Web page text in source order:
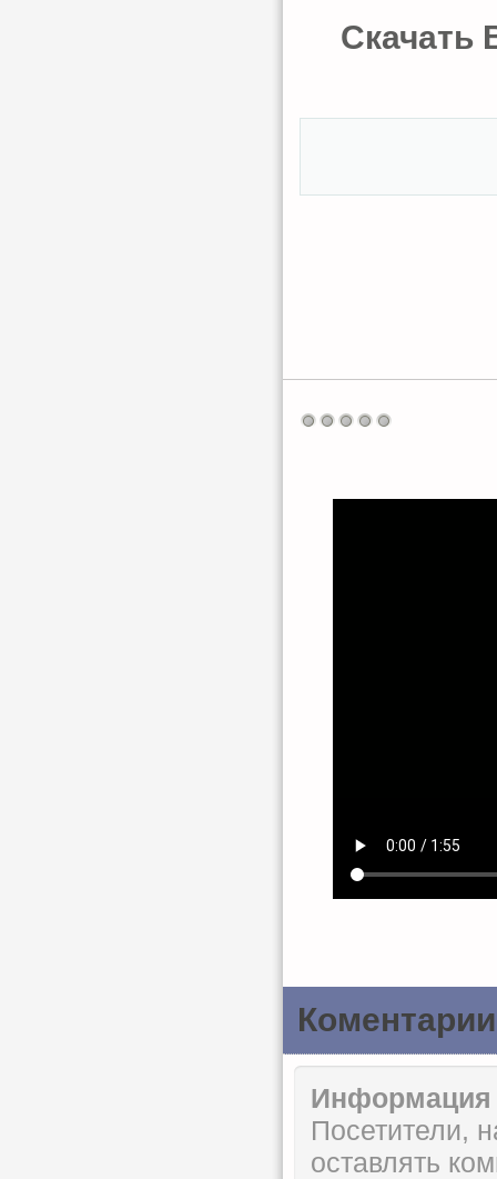
Скачать
Коментарии
Информация
Посетители,
оставлять